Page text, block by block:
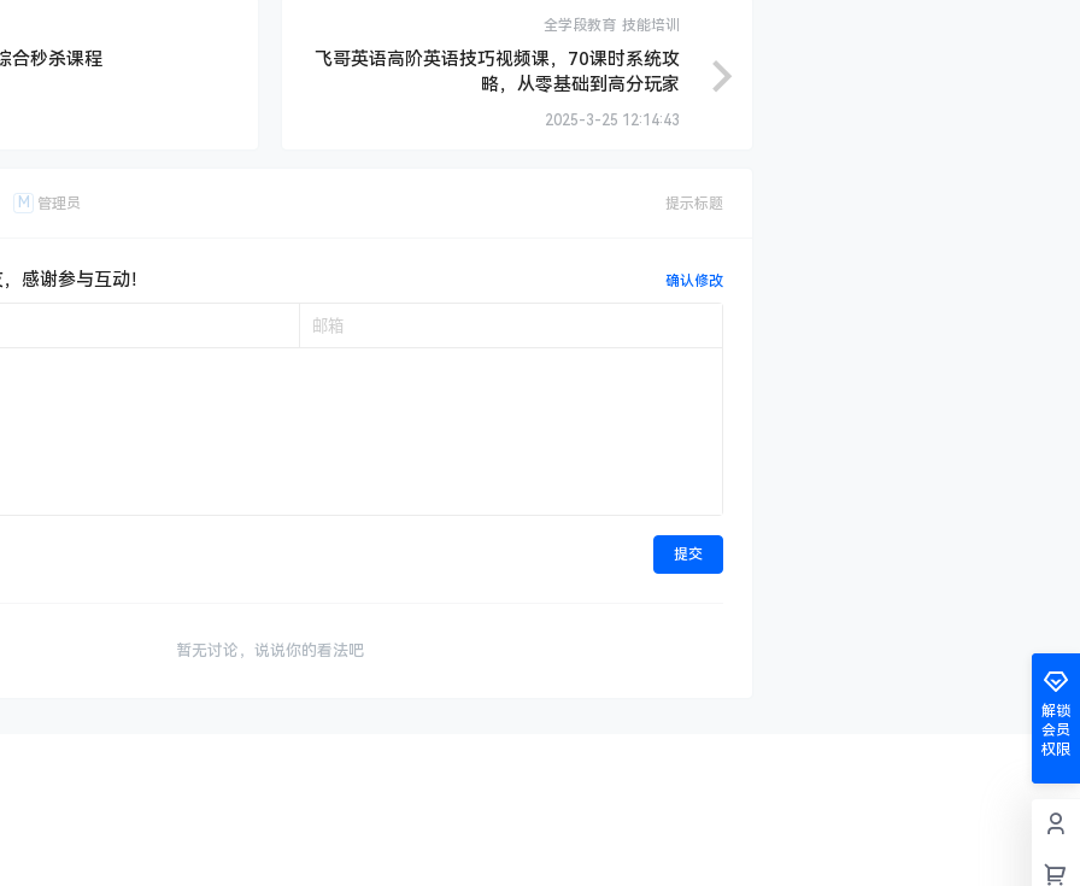
合秒杀课程
全学段教育 技能培训
飞哥英语高阶英语技巧视频课，70课时系统攻
略，从零基础到高分玩家
2025-3-25 12:14:43
M 管理员 提示标题
感谢参与互动！ 确认修改
提交
暂无讨论，说说你的看法吧
解锁
会员
权限